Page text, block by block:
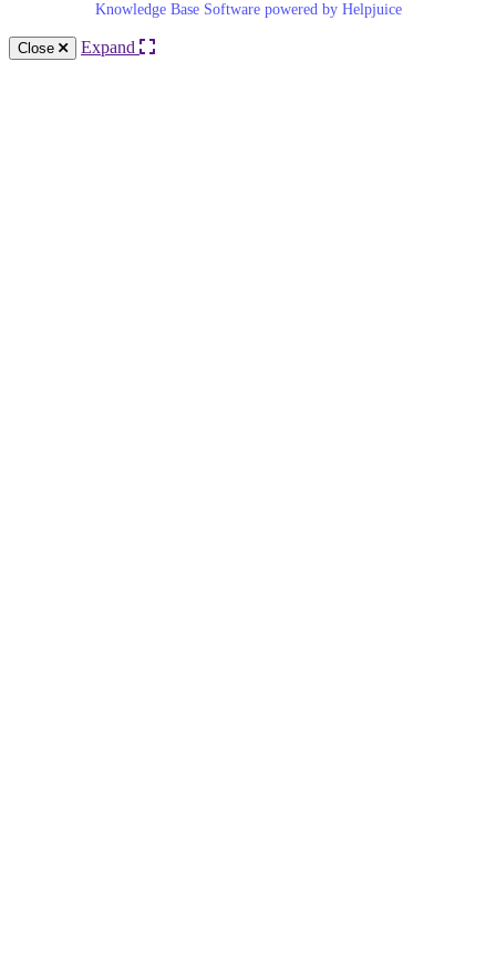
Knowledge Base Software powered by Helpjuice
Close Expand